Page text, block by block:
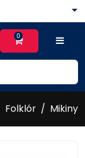
0
Folklór Mikiny